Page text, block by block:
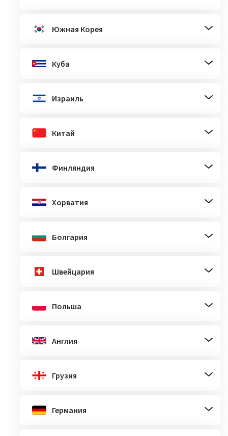
Южная Корея
Куба
Израиль
Китай
Финляндия
Хорватия
Болгария
Швейцария
Польша
Англия
Грузия
Германия